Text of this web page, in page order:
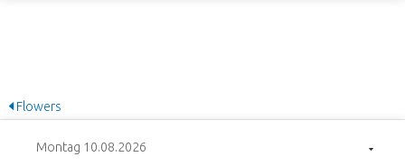
Flowers
Montag 10.08.2026